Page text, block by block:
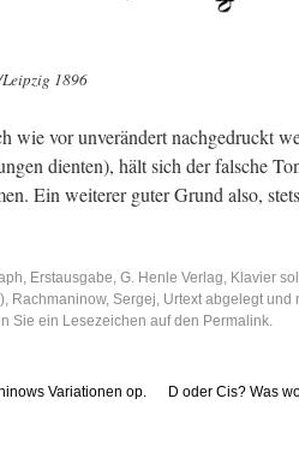
1896
wie vor un­ver­än­dert nach­ge­druckt
dien­ten), hält sich der fal­sche
Ein wei­te­rer guter Grund also,
, Erstausgabe, G. Henle Verlag, Klavier
, Rachmaninow, Sergej, Urtext abgelegt und
Sie ein Lesezeichen auf den Permalink.
Variationen op.
D oder Cis? Was